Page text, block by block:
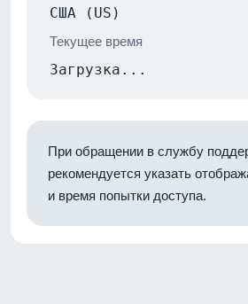
США (US)
Текущее время
Загрузка...
При обращении в службу
рекомендуется указать
и время попытки доступа.